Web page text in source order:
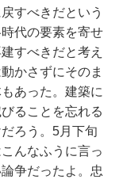
すべきだという
代の要素を寄せ
すべきだと考え
かさずにそのま
あった。建築に
ることを忘れる
ろう。5月下旬
んなふうに言っ
争だったよ。忠